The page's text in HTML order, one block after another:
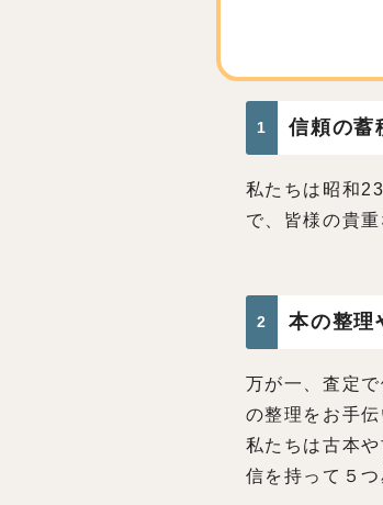
1 信頼の蓄
私たちは昭和
で、皆様の貴
2 本の整理
万が一、査定
の整理をお手伝
私たちは古本
信を持って５